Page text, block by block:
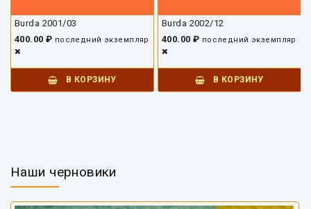
Burda 2001/03
400.00 ₽ последний экземпляр
В КОРЗИНУ
Burda 2002/12
400.00 ₽ последний экземпляр
В КОРЗИНУ
Наши черновики